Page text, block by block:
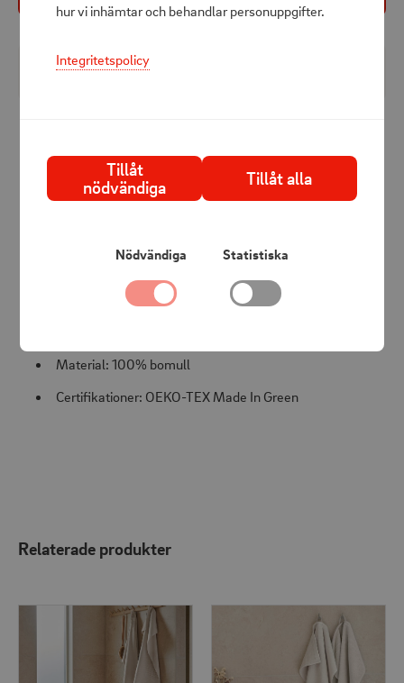
hur vi inhämtar och behandlar personuppgifter.
Integritetspolicy
Tillåt
nödvändiga
Tillåt alla
Nödvändiga Statistiska
Produktbeskrivning
och dushmattor i stilren och modern design som passar i
de flesta badrum. Frottén är tillverkad av 100% bomull i
en mjuk och skön kvalitet. Badlakan i storlek 90x150 cm
Specifikationer:
Material: 100% bomull
Certifikationer: OEKO-TEX Made In Green
Relaterade produkter